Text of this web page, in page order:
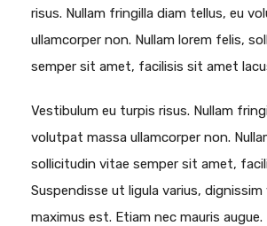
risus. Nullam fringilla diam tellus, eu
ullamcorper non. Nullam lorem felis,
semper sit amet, facilisis sit amet
Vestibulum eu turpis risus. Nullam
volutpat massa ullamcorper non.
sollicitudin vitae semper sit amet,
Suspendisse ut ligula varius,
maximus est. Etiam nec mauris